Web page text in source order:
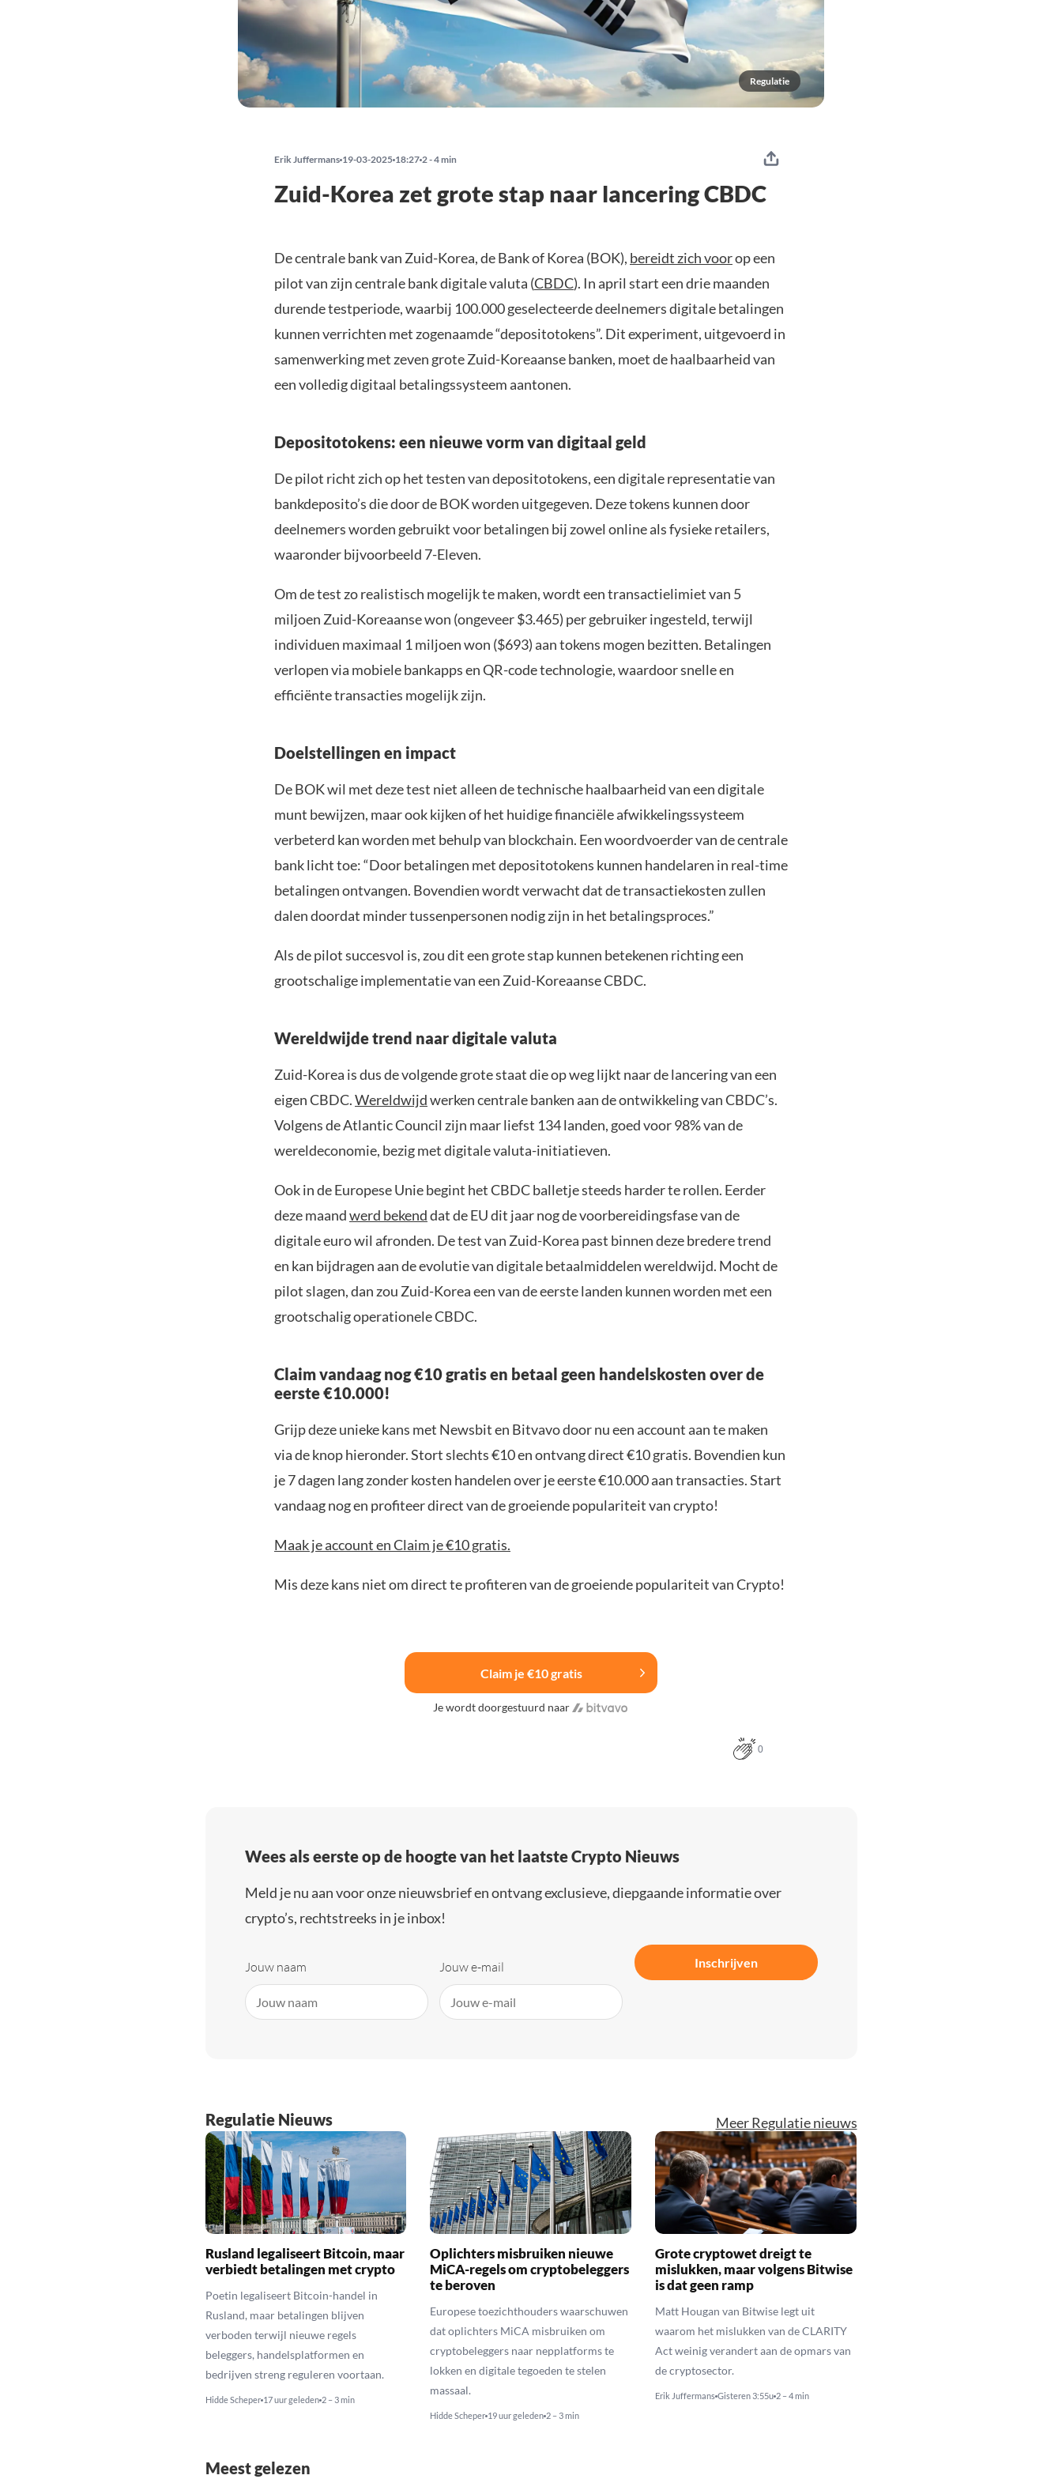
Regulatie
Erik Juffermans 19-03-2025 18:27 2 - 4 min
Zuid-Korea zet grote stap naar lancering CBDC
De centrale bank van Zuid-Korea, de Bank of Korea (BOK), bereidt zich voorop een
pilot van zijn centrale bank digitale valuta (CBDC). In april start een drie maanden
durende testperiode, waarbij 100.000 geselecteerde deelnemers digitale betalingen
kunnen verrichten met zogenaamde “depositotokens”. Dit experiment, uitgevoerd in
samenwerking met zeven grote Zuid-Koreaanse banken, moet de haalbaarheid van
een volledig digitaal betalingssysteem aantonen.
Depositotokens: een nieuwe vorm van digitaal geld
De pilot richt zich op het testen van depositotokens, een digitale representatie van
bankdeposito’s die door de BOK worden uitgegeven. Deze tokens kunnen door
deelnemers worden gebruikt voor betalingen bij zowel online als fysieke retailers,
waaronder bijvoorbeeld 7-Eleven.
Om de test zo realistisch mogelijk te maken, wordt een transactielimiet van 5
miljoen Zuid-Koreaanse won (ongeveer $3.465) per gebruiker ingesteld, terwijl
individuen maximaal 1 miljoen won ($693) aan tokens mogen bezitten. Betalingen
verlopen via mobiele bankapps en QR-code technologie, waardoor snelle en
efficiënte transacties mogelijk zijn.
Doelstellingen en impact
De BOK wil met deze test niet alleen de technische haalbaarheid van een digitale
munt bewijzen, maar ook kijken of het huidige financiële afwikkelingssysteem
verbeterd kan worden met behulp van blockchain. Een woordvoerder van de centrale
bank licht toe: “Door betalingen met depositotokens kunnen handelaren in real-time
betalingen ontvangen. Bovendien wordt verwacht dat de transactiekosten zullen
dalen doordat minder tussenpersonen nodig zijn in het betalingsproces.”
Als de pilot succesvol is, zou dit een grote stap kunnen betekenen richting een
grootschalige implementatie van een Zuid-Koreaanse CBDC.
Wereldwijde trend naar digitale valuta
Zuid-Korea is dus de volgende grote staat die op weg lijkt naar de lancering van een
eigen CBDC.Wereldwijdwerken centrale banken aan de ontwikkeling van CBDC’s.
Volgens de Atlantic Council zijn maar liefst 134 landen, goed voor 98% van de
wereldeconomie, bezig met digitale valuta-initiatieven.
Ook in de Europese Unie begint het CBDC balletje steeds harder te rollen. Eerder
deze maandwerd bekenddat de EU dit jaar nog de voorbereidingsfase van de
digitale euro wil afronden. De test van Zuid-Korea past binnen deze bredere trend
en kan bijdragen aan de evolutie van digitale betaalmiddelen wereldwijd. Mocht de
pilot slagen, dan zou Zuid-Korea een van de eerste landen kunnen worden met een
grootschalig operationele CBDC.
Claim vandaag nog €10 gratis en betaal geen handelskosten over de
eerste €10.000!
Grijp deze unieke kans met Newsbit en Bitvavo door nu een account aan te maken
via de knop hieronder. Stort slechts €10 en ontvang direct €10 gratis. Bovendien kun
je 7 dagen lang zonder kosten handelen over je eerste €10.000 aan transacties. Start
vandaag nog en profiteer direct van de groeiende populariteit van crypto!
Maak je account en Claim je €10 gratis.
Mis deze kans niet om direct te profiteren van de groeiende populariteit van Crypto!
Claim je €10 gratis
Je wordt doorgestuurd naar
0
Wees als eerste op de hoogte van het laatste Crypto Nieuws
Meld je nu aan voor onze nieuwsbrief en ontvang exclusieve, diepgaande informatie over
crypto’s, rechtstreeks in je inbox!
Jouw naam Jouw e-mail Inschrijven
Regulatie Nieuws Meer Regulatie nieuws
Rusland legaliseert Bitcoin, maar
verbiedt betalingen met crypto
Poetin legaliseert Bitcoin-handel in
Rusland, maar betalingen blijven
verboden terwijl nieuwe regels
beleggers, handelsplatformen en
bedrijven streng reguleren voortaan.
Hidde Scheper 17 uur geleden 2 – 3 min
Oplichters misbruiken nieuwe
MiCA-regels om cryptobeleggers
te beroven
Europese toezichthouders waarschuwen
dat oplichters MiCA misbruiken om
cryptobeleggers naar nepplatforms te
lokken en digitale tegoeden te stelen
massaal.
Hidde Scheper 19 uur geleden 2 – 3 min
Grote cryptowet dreigt te
mislukken, maar volgens Bitwise
is dat geen ramp
Matt Hougan van Bitwise legt uit
waarom het mislukken van de CLARITY
Act weinig verandert aan de opmars van
de cryptosector.
Erik Juffermans Gisteren 3:55u 2 – 4 min
Meest gelezen